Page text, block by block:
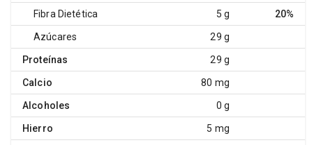
Fibra Dietética 5 g 20%
Azúcares 29 g
Proteínas 29 g
Calcio 80 mg
Alcoholes 0 g
Hierro 5 mg